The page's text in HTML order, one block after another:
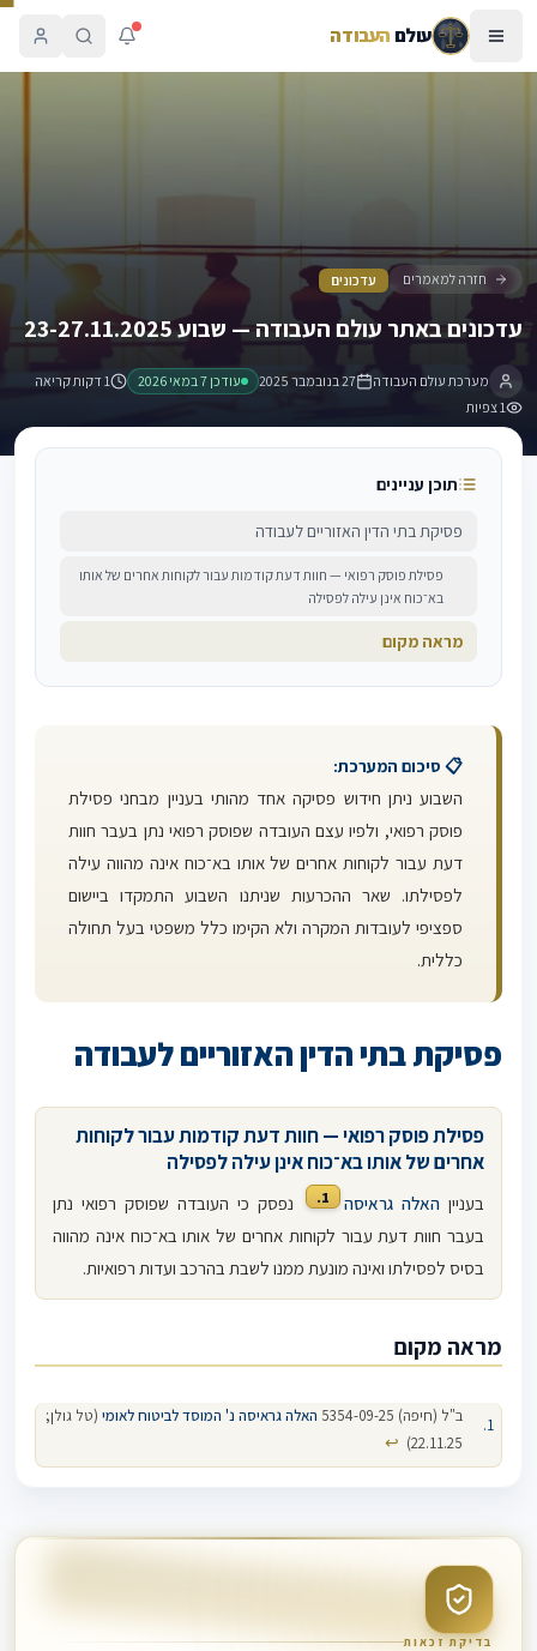
עולםהעבודה
עדכונים באתר עולם העבודה — שבוע 23-27.11.2025
חזרה למאמרים עדכונים
עדכונים באתר עולם העבודה — שבוע 23-27.11.2025
מערכת עולם העבודה 27 בנובמבר 2025 עודכן 7 במאי 2026
1 דקות קריאה
1צפיות
תוכן עניינים
פסיקת בתי הדין האזוריים לעבודה
פסילת פוסק רפואי — חוות דעת קודמות עבור לקוחות אחרים של אותו
בא־כוח אינן עילה לפסילה
מראה מקום
📋 סיכום המערכת:
השבוע ניתן חידוש פסיקה אחד מהותי בעניין מבחני פסילת
פוסק רפואי, ולפיו עצם העובדה שפוסק רפואי נתן בעבר חוות
דעת עבור לקוחות אחרים של אותו בא־כוח אינה מהווה עילה
לפסילתו. שאר ההכרעות שניתנו השבוע התמקדו ביישום
ספציפי לעובדות המקרה ולא הקימו כלל משפטי בעל תחולה
כללית.
פסיקת בתי הדין האזוריים לעבודה
פסילת פוסק רפואי — חוות דעת קודמות עבור לקוחות
אחרים של אותו בא־כוח אינן עילה לפסילה
בעניין האלה גראיסה 1.
נפסק כי העובדה שפוסק רפואי נתן
בעבר חוות דעת עבור לקוחות אחרים של אותו בא־כוח אינה מהווה
בסיס לפסילתו ואינה מונעת ממנו לשבת בהרכב ועדות רפואיות.
מראה מקום
ב"ל (חיפה) 5354-09-25 האלה גראיסה נ' המוסד לביטוח לאומי (טל גולן;
22.11.25)
↩
בדיקת זכאות